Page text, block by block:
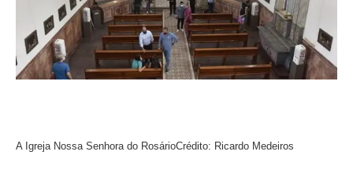
A Igreja Nossa Senhora do RosárioCrédito: Ricardo Medeiros